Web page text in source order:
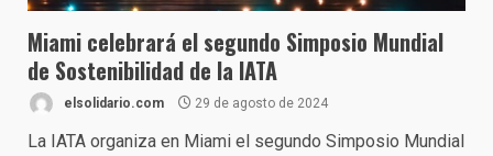
Miami celebrará el segundo Simposio Mundial
de Sostenibilidad de la IATA
elsolidario.com 29 de agosto de 2024
La IATA organiza en Miami el segundo Simposio Mundial